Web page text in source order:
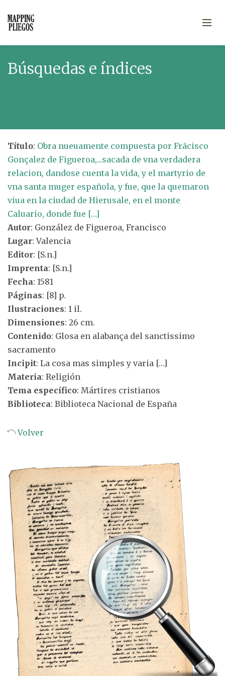
Búsquedas e índices
Título: Obra nueuamente compuesta por Frãcisco
Gonçalez de Figueroa,...sacada de vna verdadera
relacion, dandose cuenta la vida, y el martyrio de
vna santa muger española, y fue, que la quemaron
viua en la ciudad de Hierusale, en el monte
Caluario, donde fue […]
Autor: González de Figueroa, Francisco
Lugar: Valencia
Editor: [S.n.]
Imprenta: [S.n.]
Fecha: 1581
Páginas: [8] p.
Ilustraciones: 1 il.
Dimensiones: 26 cm.
Contenido: Glosa en alabança del sanctissimo
sacramento
Incipit: La cosa mas simples y varia […]
Materia: Religión
Tema específico: Mártires cristianos
Biblioteca: Biblioteca Nacional de España
Volver